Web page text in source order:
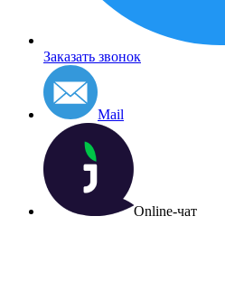
Заказать звонок
Mail
Online-чат